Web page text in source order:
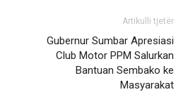
Artikulli tjetër
Gubernur Sumbar Apresiasi
Club Motor PPM Salurkan
Bantuan Sembako ke
Masyarakat